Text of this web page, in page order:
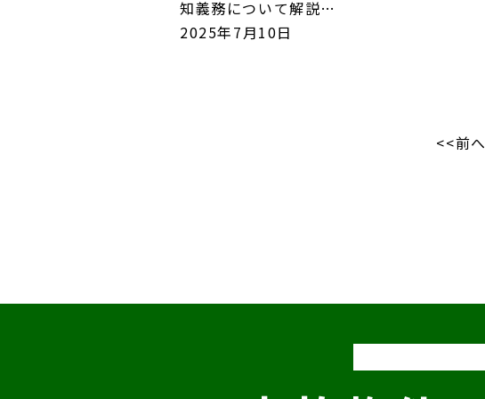
知義務について解説…
2025年7月10日
<<前へ